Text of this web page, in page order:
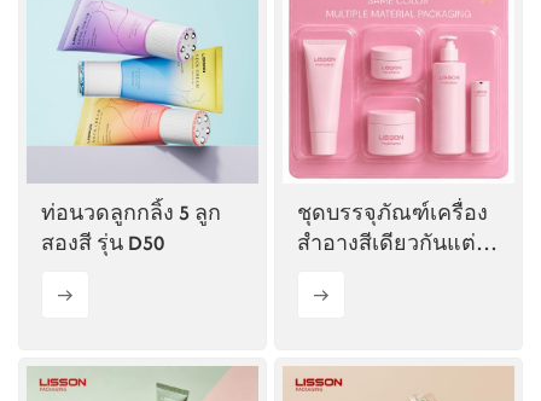
ท่อนวดลูกกลิ้ง 5 ลูก
สองสี รุ่น D50
ชุดบรรจุภัณฑ์เครื่อง
สำอางสีเดียวกันแต่